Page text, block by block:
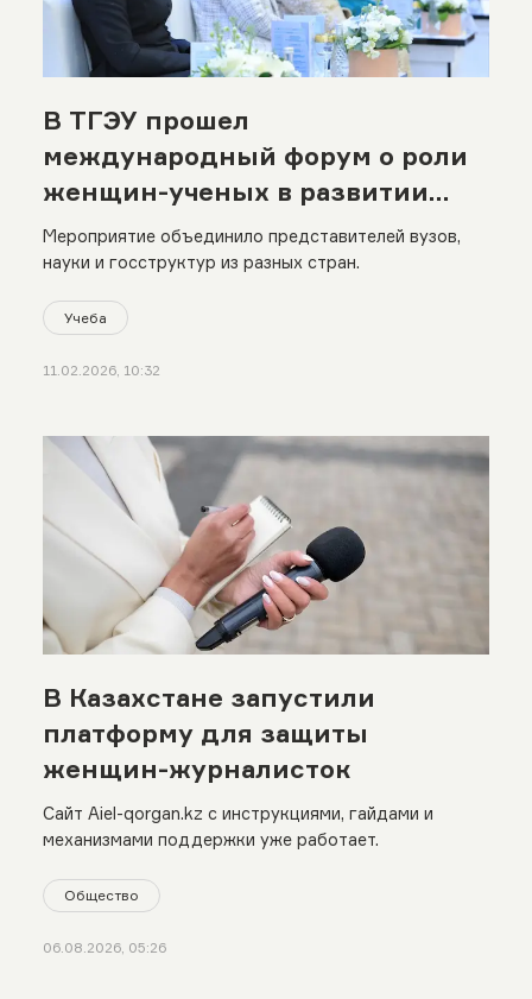
В ТГЭУ прошел
международный форум о роли
женщин-ученых в развитии
экономики
Мероприятие объединило представителей вузов,
науки и госструктур из разных стран.
Учеба
11.02.2026, 10:32
В Казахстане запустили
платформу для защиты
женщин-журналисток
Сайт Aiel-qorgan.kz с инструкциями, гайдами и
механизмами поддержки уже работает.
Общество
06.08.2026, 05:26